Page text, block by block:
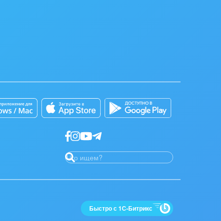
Быстро с 1С-Битрикс